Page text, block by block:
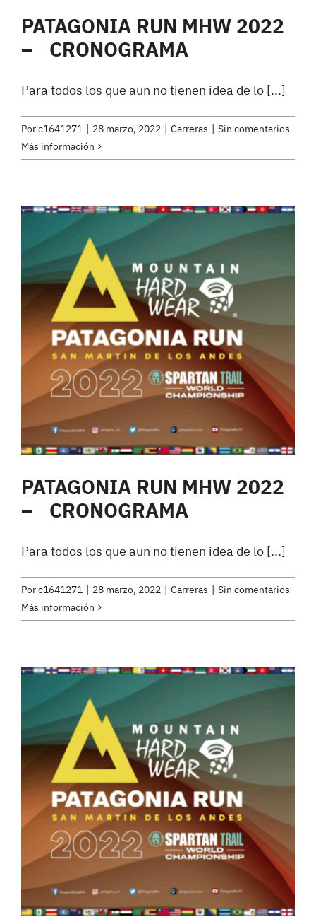
PATAGONIA RUN MHW 2022
– CRONOGRAMA
Para todos los que aun no tienen idea de lo [...]
Porc1641271 | 28 marzo, 2022 | Carreras | Sin comentarios
Más información
PATAGONIA RUN MHW 2022
– CRONOGRAMA
Para todos los que aun no tienen idea de lo [...]
Porc1641271 28 marzo, 2022 Carreras
Sin comentarios
Más información